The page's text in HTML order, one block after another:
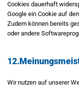
Cookies dauerhaft
Google ein Cookie auf
Zudem können bereits
oder andere
Wir nutzen auf unserer